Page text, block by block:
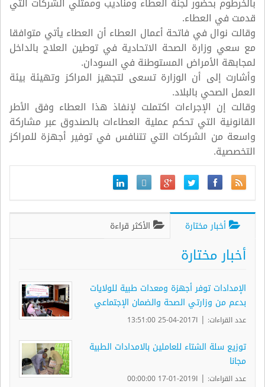
قدمت في العطاء.
وقالت نوال في فاتحة أعمال العطاء أن العطاء يأتي متوافقا
مع سعي وزارة الصحة الاتحادية في توطين العلاج بالداخل
لمجابهة الأمراض المستوطنة في السودان.
وأشارت إلى أن الوزارة تسعى لتجهيز المراكز وتهيئة بيئة
العمل الصحي بالبلاد.
وقالت إن الإجراءات اكتملت لإنفاذ هذا العطاء وفق الأطر
القانونية التي تحكم عملية العطاءات بالصندوق عبر مشاركة
واسعة من الشركات التي تتنافس في توفير أجهزة للمراكز
التخصصية.
أخبار مختارة الأكثر قراءة
أخبار مختارة
الإمدادات توفر أجهزة ومعدات طبية للولايات
بدعم من وزارتي الصحة والضمان الإجتماعي
عدد القراءات: | ا2017-04-25 13:51:00
توزيع سلة الشتاء للعاملين بالامدادات الطبية
مجانا
عدد القراءات: | ا2019-01-17 00:00:00